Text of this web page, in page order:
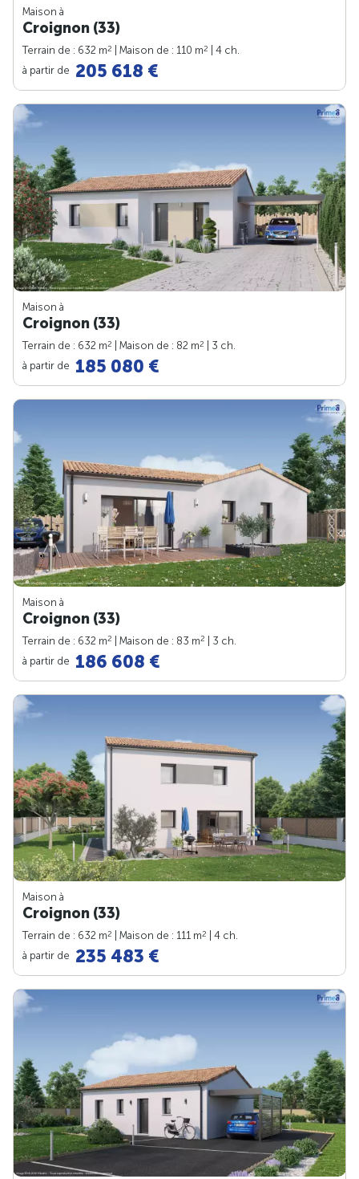
Maison à
Croignon (33)
Terrain de : 632 m2 | Maison de : 110 m2
| 4 ch.
à partir de 205 618 €
Maison à
Croignon (33)
Terrain de : 632 m2 | Maison de : 82 m2
| 3 ch.
à partir de 185 080 €
Maison à
Croignon (33)
Terrain de : 632 m2 | Maison de : 83 m2
| 3 ch.
à partir de 186 608 €
Maison à
Croignon (33)
Terrain de : 632 m2 | Maison de : 111 m2
| 4 ch.
à partir de 235 483 €